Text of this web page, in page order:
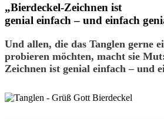
„Bierdeckel-Zeichnen ist
genial einfach – und einfach
Und allen, die das Tanglen gerne
probieren möchten, macht sie
Zeichnen ist genial einfach – und